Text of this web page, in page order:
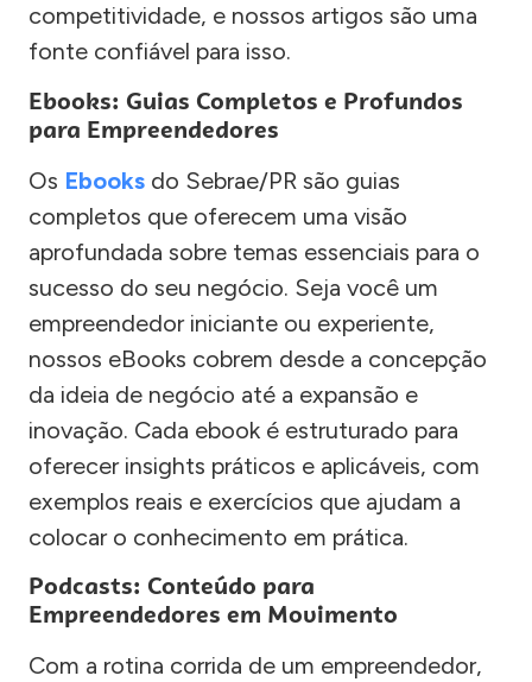
competitividade, e nossos artigos são uma
fonte confiável para isso.
Ebooks: Guias Completos e Profundos
para Empreendedores
Os Ebooks do Sebrae/PR são guias
completos que oferecem uma visão
aprofundada sobre temas essenciais para o
sucesso do seu negócio. Seja você um
empreendedor iniciante ou experiente,
nossos eBooks cobrem desde a concepção
da ideia de negócio até a expansão e
inovação. Cada ebook é estruturado para
oferecer insights práticos e aplicáveis, com
exemplos reais e exercícios que ajudam a
colocar o conhecimento em prática.
Podcasts: Conteúdo para
Empreendedores em Movimento
Com a rotina corrida de um empreendedor,